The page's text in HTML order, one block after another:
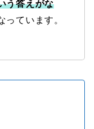
う答えがな
っています。